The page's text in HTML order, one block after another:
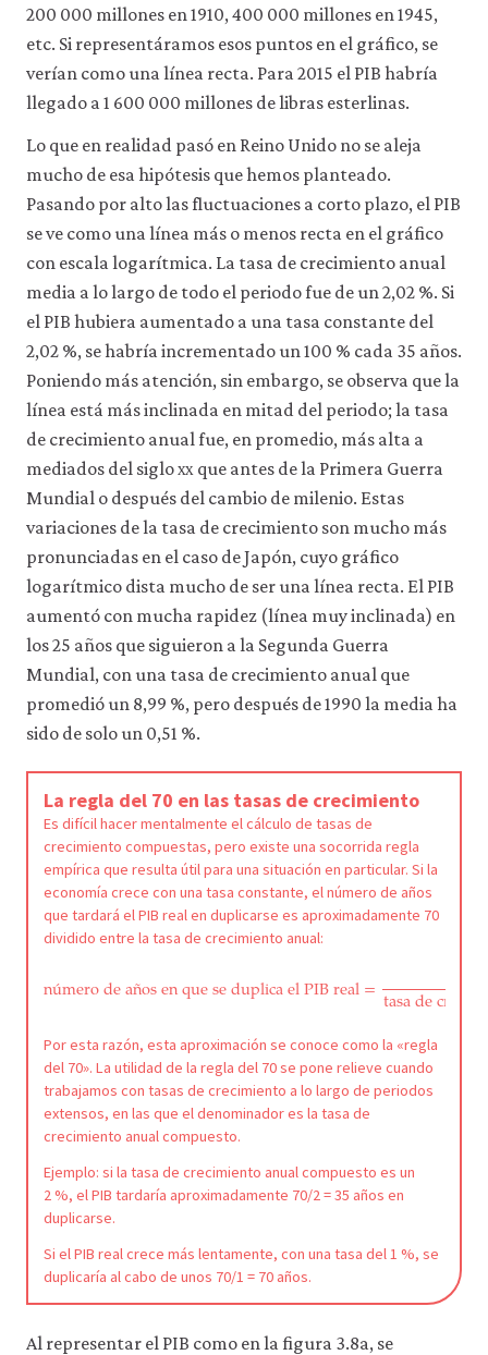
200 000 millones en 1910, 400 000 millones en 1945,
etc. Si representáramos esos puntos en el gráfico, se
verían como una línea recta. Para 2015 el PIB habría
llegado a 1 600 000 millones de libras esterlinas.
Lo que en realidad pasó en Reino Unido no se aleja
mucho de esa hipótesis que hemos planteado.
Pasando por alto las fluctuaciones a corto plazo, el PIB
se ve como una línea más o menos recta en el gráfico
con escala logarítmica. La tasa de crecimiento anual
media a lo largo de todo el periodo fue de un 2,02 %. Si
el PIB hubiera aumentado a una tasa constante del
2,02 %, se habría incrementado un 100 % cada 35 años.
Poniendo más atención, sin embargo, se observa que la
línea está más inclinada en mitad del periodo; la tasa
de crecimiento anual fue, en promedio, más alta a
mediados del sigloxx que antes de la Primera Guerra
Mundial o después del cambio de milenio. Estas
variaciones de la tasa de crecimiento son mucho más
pronunciadas en el caso de Japón, cuyo gráfico
logarítmico dista mucho de ser una línea recta. El PIB
aumentó con mucha rapidez (línea muy inclinada) en
los 25 años que siguieron a la Segunda Guerra
Mundial, con una tasa de crecimiento anual que
promedió un 8,99 %, pero después de 1990 la media ha
sido de solo un 0,51 %.
La regla del 70 en las tasas de crecimiento
Es difícil hacer mentalmente el cálculo de tasas de
crecimiento compuestas, pero existe una socorrida regla
empírica que resulta útil para una situación en particular. Si la
economía crece con una tasa constante, el número de años
que tardará el PIB real en duplicarse es aproximadamente 70
dividido entre la tasa de crecimiento anual:
número de años en que se duplica el PIB real=tasa de
tasa de
Por esta razón, esta aproximación se conoce como la «regla
del 70». La utilidad de la regla del 70 se pone relieve cuando
trabajamos con tasas de crecimiento a lo largo de periodos
extensos, en las que el denominador es la tasa de
crecimiento anual compuesto.
Ejemplo: si la tasa de crecimiento anual compuesto es un
2 %, el PIB tardaría aproximadamente 70/2 = 35 años en
duplicarse.
Si el PIB real crece más lentamente, con una tasa del 1 %, se
duplicaría al cabo de unos 70/1 = 70 años.
Al representar el PIB como en la figura 3.8a, se